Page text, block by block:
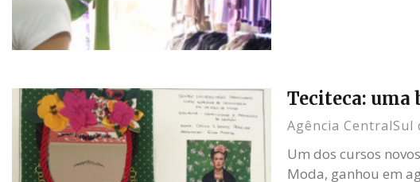
Teciteca: uma
Agência CentralSul
Um dos cursos
Moda, ganhou em